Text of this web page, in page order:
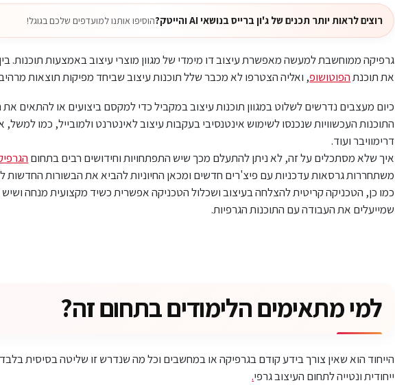
רוצים לראות יותר תכנים של ג'ון ברייס בנושאי AI והייטק? הוסיפו אותנו למועדפים שלכם בגוגל!
גרפיקה ממוחשבת למעשה מאפשרת עיצוב דו מימדי של מגוון מוצרי עיצוב באמצעות תוכנות.
את תוכנתהפוטושופ, ואליה הצטרפו לא מכבר שלל תוכנות עיצוב שביחד מפיקות תוצאות
כיום מעצבים נדרשים לשלוט במגוון תוכנות עיצוב במקביל כדי למקסם ביצועים או להתאים את
התוכנות העכשוויות שנכנסו לשימוש אינטנסיבי בעקבות עיצוב לאינטרנט ולמובייל, כמו למשל,
דרימוויבר ועוד.
איך שלא מסתכלים על זה, לא ניתן להתעלם מכך שיש התפתחויות וחידושים רבים בתחום
משתחררות גרסאות עדכניות עם פיצ'רים חדשים ומכאן החיוניות להביא את הבשורות החדשות
כמו כן, הטכניקה קריטית להצלחה בעיצוב ושכלול הטכניקה אפשרית כשיד מקצועית מנחה ושיש
שמייעלים את העבודה עם התוכנות הגרפיות.
למי מתאימים הלימודים בתחום זה?
הייחוד הוא שאין צורך בידע קודם בגרפיקה או במחשבים וכל מה שנדרש זו שליטה בסיסית
ייחודית ונטייה לתחום העיצוב גרפי.